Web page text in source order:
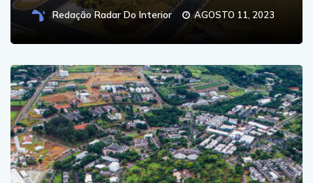
Redação Radar Do Interior AGOSTO 11, 2023